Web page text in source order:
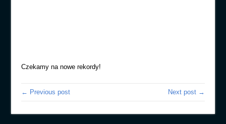
Czekamy na nowe rekordy!
← Previous post Next post →